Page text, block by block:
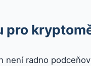
pro
radno